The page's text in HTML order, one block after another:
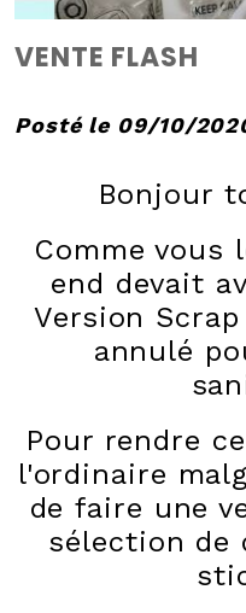
VENTE FLASH
Posté le 09/10/
Bonjour
Comme vous
end devait
Version
annulé
Pour rendre
l'ordinaire
de faire une
sélection de